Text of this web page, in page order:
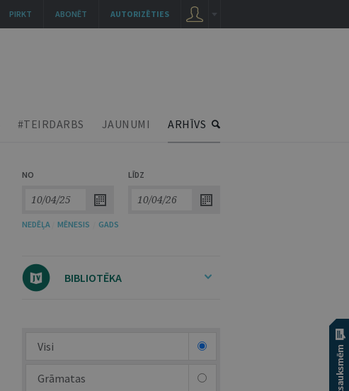
#TEIRDARBS JAUNUMI ARHĪVS
NO LĪDZ
NEDĒĻA MĒNESIS GADS
BIBLIOTĒKA
Visi
Grāmatas
AUTORIZĒTIES
ABONĒT
PIRKT